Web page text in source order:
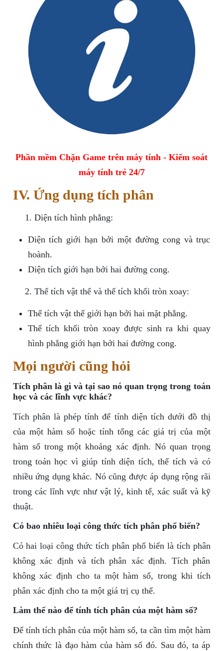
Phần mềm Chặn Game trên máy tính - Kiểm soát
máy tính trẻ 24/7
IV. Ứng dụng tích phân
Diện tích hình phẳng:
Diện tích giới hạn bởi một đường cong và trục
hoành.
Diện tích giới hạn bởi hai đường cong.
Thể tích vật thể và thể tích khối tròn xoay:
Thể tích vật thể giới hạn bởi hai mặt phẳng.
Thể tích khối tròn xoay được sinh ra khi quay
hình phẳng giới hạn bởi hai đường cong.
Mọi người cũng hỏi
Tích phân là gì và tại sao nó quan trọng trong toán
học và các lĩnh vực khác?
Tích phân là phép tính để tính diện tích dưới đồ thị
của một hàm số hoặc tính tổng các giá trị của một
hàm số trong một khoảng xác định. Nó quan trọng
trong toán học vì giúp tính diện tích, thể tích và có
nhiều ứng dụng khác. Nó cũng được áp dụng rộng rãi
trong các lĩnh vực như vật lý, kinh tế, xác suất và kỹ
thuật.
Có bao nhiêu loại công thức tích phân phổ biến?
Có hai loại công thức tích phân phổ biến là tích phân
không xác định và tích phân xác định. Tích phân
không xác định cho ta một hàm số, trong khi tích
phân xác định cho ta một giá trị cụ thể.
Làm thế nào để tính tích phân của một hàm số?
Để tính tích phân của một hàm số, ta cần tìm một hàm
chính thức là đạo hàm của hàm số đó. Sau đó, ta áp